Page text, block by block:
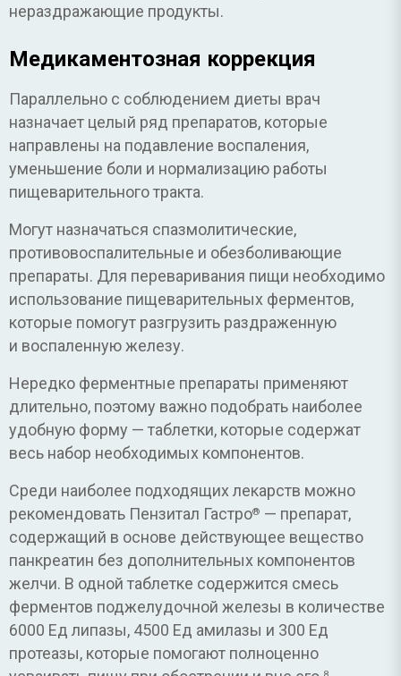
нераздражающие продукты.
Медикаментозная коррекция
Параллельно с соблюдением диеты врач
назначает целый ряд препаратов, которые
направлены на подавление воспаления,
уменьшение боли и нормализацию работы
пищеварительного тракта.
Могут назначаться спазмолитические,
противовоспалительные и обезболивающие
препараты. Для переваривания пищи необходимо
использование пищеварительных ферментов,
которые помогут разгрузить раздраженную
и воспаленную железу.
Нередко ферментные препараты применяют
длительно, поэтому важно подобрать наиболее
удобную форму — таблетки, которые содержат
весь набор необходимых компонентов.
Среди наиболее подходящих лекарств можно
рекомендовать Пензитал Гастро® — препарат,
содержащий в основе действующее вещество
панкреатин без дополнительных компонентов
желчи. В одной таблетке содержится смесь
ферментов поджелудочной железы в количестве
6000 Ед липазы, 4500 Ед амилазы и 300 Ед
протеазы, которые помогают полноценно